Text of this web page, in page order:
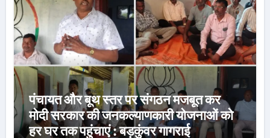
पंचायत और बूथ स्तर पर संगठन मजबूत कर
मोदी सरकार की जनकल्याणकारी योजनाओं को
हर घर तक पहुंचाएं : बड़कुंवर गागराई